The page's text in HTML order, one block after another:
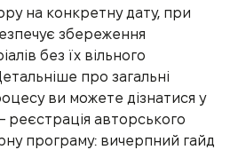
на конкретну дату, при
збереження
без їх вільного
про загальні
ви можете дізнатися у
реєстрація авторського
програму: вичерпний гайд